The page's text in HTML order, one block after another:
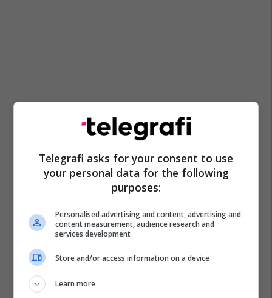
Perfaqesuesja E Maqedonise Se Veriut
Kampionati Botëror 2026
Kf Shkëndija
Reshat Ramadani
Telegrafi asks for your consent to use
your personal data for the following
purposes:
Personalised advertising and content, advertising and
content measurement, audience research and
services development
Store and/or access information on a device
Learn more